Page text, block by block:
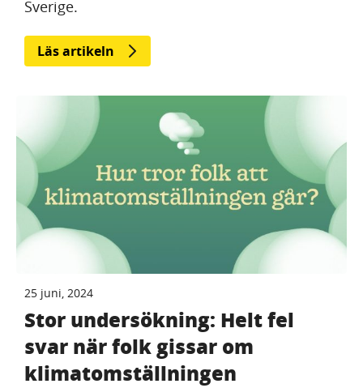
Sverige.
Läs artikeln
25 juni, 2024
Stor undersökning: Helt fel
svar när folk gissar om
klimatomställningen